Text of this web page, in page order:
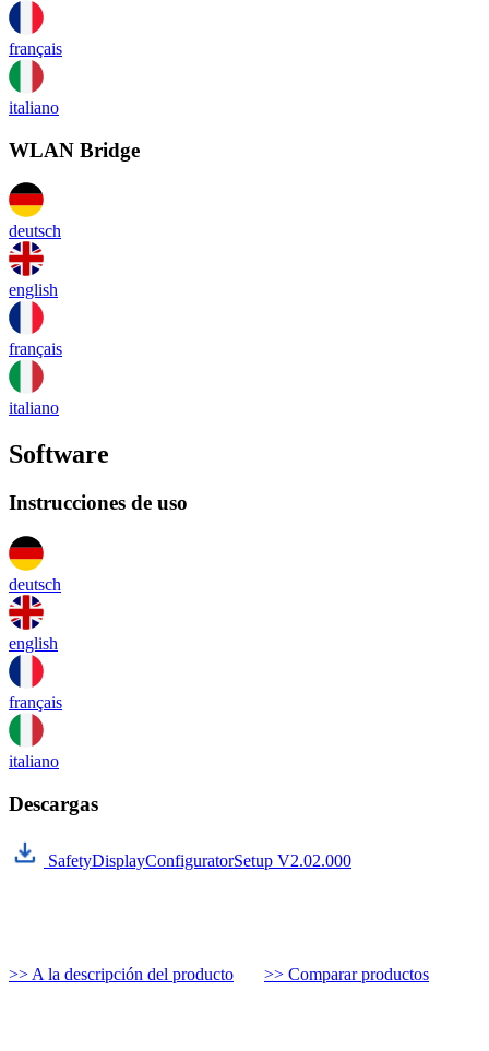
français
italiano
WLAN Bridge
deutsch
english
français
italiano
Software
Instrucciones de uso
deutsch
english
français
italiano
Descargas
SafetyDisplayConfiguratorSetup V2.02.000
>> A la descripción del producto >> Comparar productos